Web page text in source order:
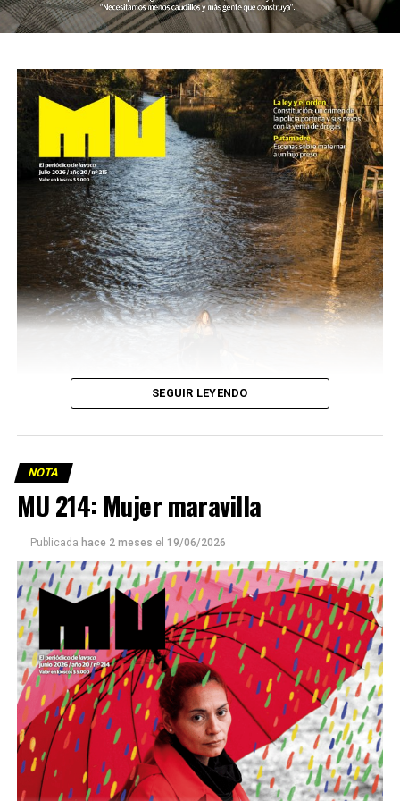
Este número 215 de MU ☝️viene con doble tapa, que
podría ser una frase:
Sin chamuyo, a remarla.
Descargar la Mu en PDF
SEGUIR LEYENDO
NOTA
MU 214: Mujer maravilla
Publicada hace 2 meses el 19/06/2026